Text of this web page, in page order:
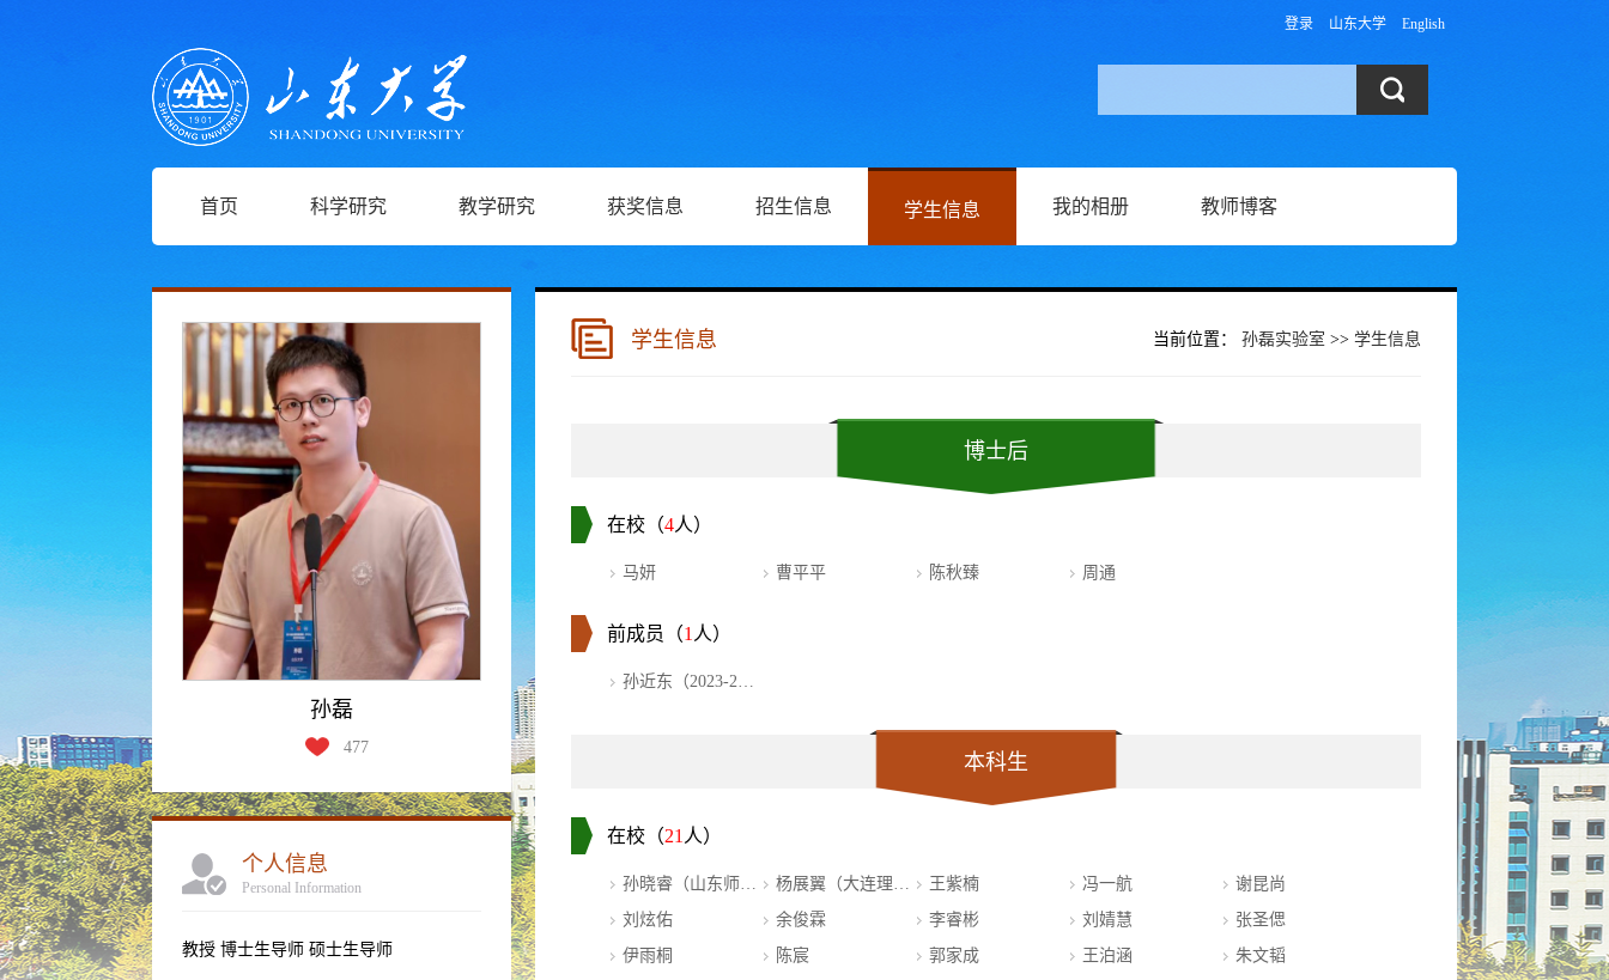
登录 山东大学 English
首页 科学研究 教学研究 获奖信息 招生信息 学生信息 我的相册 教师博客
孙磊
477
个人信息
Personal Information
教授 博士生导师 硕士生导师
学生信息 当前位置： 孙磊实验室 >> 学生信息
博士后
在校（4人）
马妍 曹平平 陈秋臻 周通
前成员（1 人）
孙近东（2023-2025...
本科生
在校（21 人）
孙晓睿（山东师范... 杨展翼（大连理工... 王紫楠 冯一航
谢昆尚
刘炫佑
余俊霖 李睿彬 刘婧慧
张圣偲
伊雨桐
陈宸 郭家成 王泊涵
朱文韬